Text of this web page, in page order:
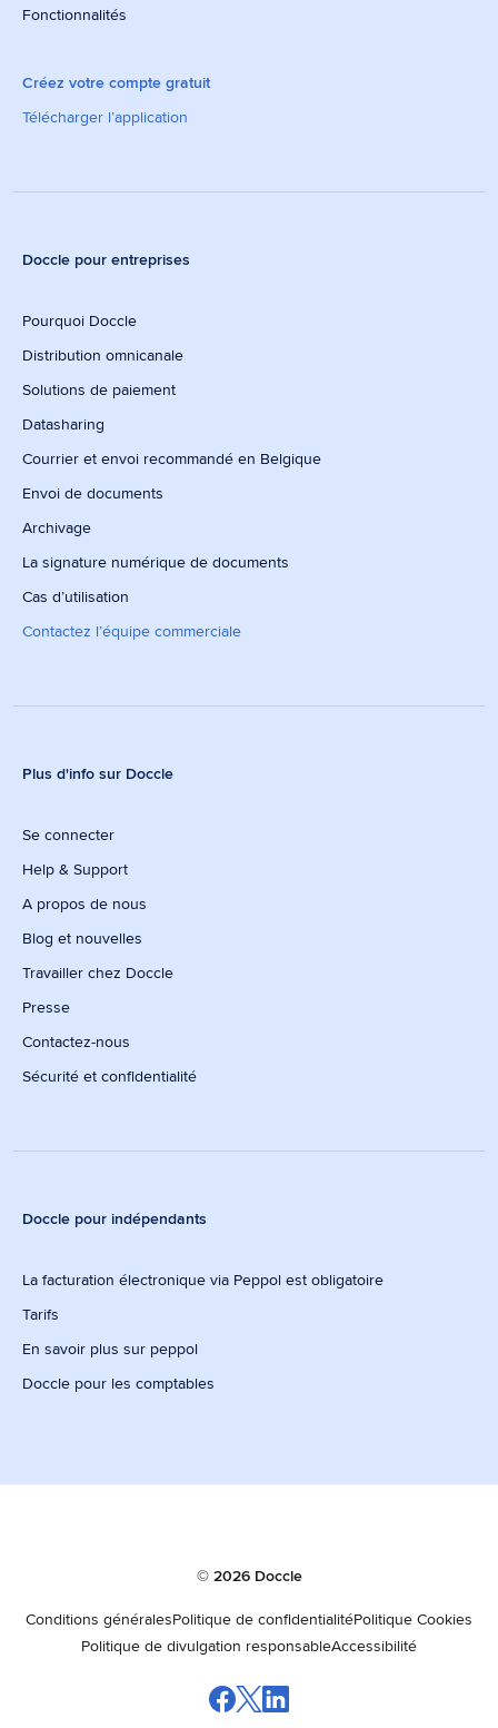
Fonctionnalités
Créez votre compte gratuit
Télécharger l’application
Doccle pour entreprises
Pourquoi Doccle
Distribution omnicanale
Solutions de paiement
Datasharing
Courrier et envoi recommandé en Belgique
Envoi de documents
Archivage
La signature numérique de documents
Cas d’utilisation
Contactez l’équipe commerciale
Plus d'info sur Doccle
Se connecter
Help & Support
A propos de nous
Blog et nouvelles
Travailler chez Doccle
Presse
Contactez-nous
Sécurité et confidentialité
Doccle pour indépendants
La facturation électronique via Peppol est obligatoire
Tarifs
En savoir plus sur peppol
Doccle pour les comptables
© 2026 Doccle
Conditions généralesPolitique de confidentialitéPolitique Cookies
Politique de divulgation responsableAccessibilité